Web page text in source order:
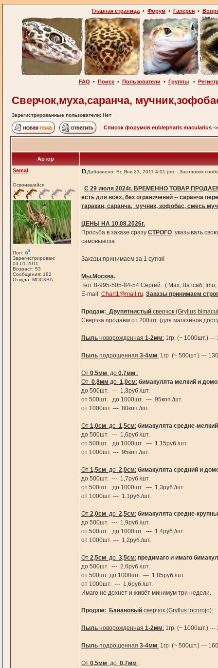
Главная страница • Форум • Галерея •
FAQ • Поиск• Пользователи • Группы•
Сверчок,муха,саранча,
Зарегистрированные пользователи: Нет
Список форумов eublepharis macularius -
Автор
Semal
Освоившийся
Пол:
Зарегистрирован:
03.01.2011
Возраст: 53
Сообщения: 182
Откуда: МОСКВА
Добавлено: Вс Янв 23, 2011 4:01 pm Заголовок
С 29 июля 2024г. ВРЕМЕННО ТОВАР
есть для всех, без ограничений -- саранча
таракан, саранча, мучник, зофобас, смесь
ЦЕНЫ НА 10.08.2026г.
Просьба в заказе сразу СТРОГО указывать
самовывоза.
Заказы принимаем за 1 сутки!
Мы.Москва.
Тел. 8-995-505-84-54 Сергей. ( Мах, Ватсаб,
E-mail: Charl1@mail.ru. Заказы принимаем
Продам: Двупятнистый сверчок (Gryllus
Сверчка продаём от 200шт. (для магазинов
Пыль новорожденная 1-2мм: 1гр. (~ 1000шт.) ---
Пыль подрощенная 3-4мм: 1гр (~ 500шт.) ---
От 0,5мм до 0,7мм ;
От 0,8мм до 1,0см: бимакулята мелкий и
до 500шт. --- 1,3руб./шт.
от 500шт. до 1000шт. --- 95коп./шт.
от 1000шт. --- 80коп./шт.
От 1,0см до 1,5см: бимакулята средне-
до 500шт. --- 1,6руб./шт.
от 500шт. до 1000шт. --- 1,15руб./шт.
от 1000шт. --- 95коп./шт.
От 1,5см до 2,0см: бимакулята средний и
до 500шт. --- 1,7руб./шт.
от 500шт. до 1000шт. --- 1,3руб./шт.
от 1000шт. --- 1,1руб./шт.
От 2,0см до 2,5см: бимакулята средне-
до 500шт. --- 1,9руб./шт.
от 500шт. до 1000шт. --- 1,4руб./шт.
от 1000шт. --- 1,2руб./шт.
От 2,5см до 3,5см: предимаго и имаго
до 500шт. --- 2,6руб./шт.
от 500шт. до 1000шт. --- 1,85руб./шт.
от 1000шт. --- 1,6руб./шт.
Имаго не дохнет и живёт минимум три недели.
Продам: Банановый сверчок (Gryllus locorojo):
Пыль новорожденная 1-2мм: 1гр. (~ 1000шт.) ---
Пыль подрощенная 3-4мм: 1гр (~ 500шт.) ---
От 0,5мм до 0,7мм ;